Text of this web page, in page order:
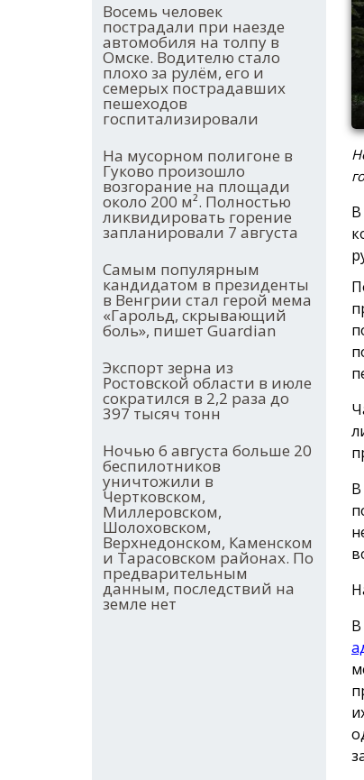
Восемь человек
пострадали при наезде
автомобиля на толпу в
Омске. Водителю стало
плохо за рулём, его и
семерых пострадавших
пешеходов
госпитализировали
На мусорном полигоне в
Гуково произошло
возгорание на площади
около 200 м². Полностью
ликвидировать горение
запланировали 7 августа
Самым популярным
кандидатом в президенты
в Венгрии стал герой мема
«Гарольд, скрывающий
боль», пишет Guardian
Экспорт зерна из
Ростовской области в июле
сократился в 2,2 раза до
397 тысяч тонн
Ночью 6 августа больше 20
беспилотников
уничтожили в
Чертковском,
Миллеровском,
Шолоховском,
Верхнедонском, Каменском
и Тарасовском районах. По
предварительным
данным, последствий на
земле нет
В